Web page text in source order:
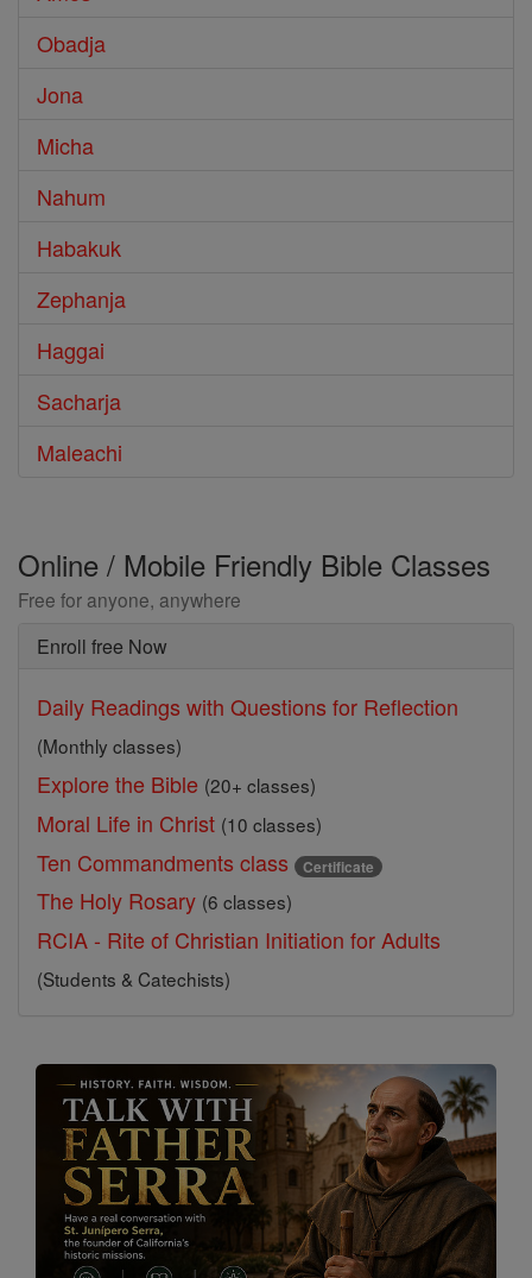
Obadja
Jona
Micha
Nahum
Habakuk
Zephanja
Haggai
Sacharja
Maleachi
Online / Mobile Friendly Bible Classes
Free for anyone, anywhere
Enroll free Now
Daily Readings with Questions for Reflection
(Monthly classes)
Explore the Bible (20+ classes)
Moral Life in Christ (10 classes)
Ten Commandments class Certificate
The Holy Rosary (6 classes)
RCIA - Rite of Christian Initiation for Adults
(Students & Catechists)